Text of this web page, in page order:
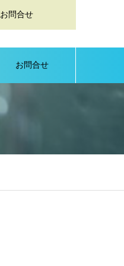
お問合せ
お問合せ